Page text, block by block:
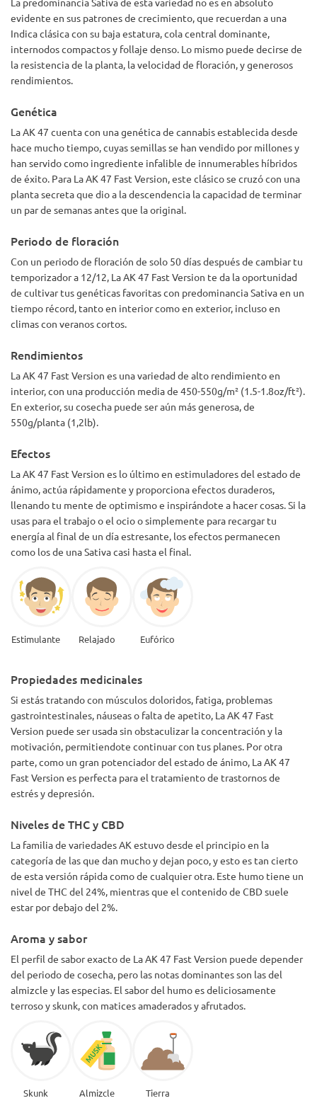
evidente en sus patrones de crecimiento, que recuerdan a una
Indica clásica con su baja estatura, cola central dominante,
internodos compactos y follaje denso. Lo mismo puede decirse de
la resistencia de la planta, la velocidad de floración, y generosos
rendimientos.
Genética
La AK 47 cuenta con una genética de cannabis establecida desde
hace mucho tiempo, cuyas semillas se han vendido por millones y
han servido como ingrediente infalible de innumerables híbridos
de éxito. Para La AK 47 Fast Version, este clásico se cruzó con una
planta secreta que dio a la descendencia la capacidad de terminar
un par de semanas antes que la original.
Periodo de floración
Con un periodo de floración de solo 50 días después de cambiar tu
temporizador a 12/12, La AK 47 Fast Version te da la oportunidad
de cultivar tus genéticas favoritas con predominancia Sativa en un
tiempo récord, tanto en interior como en exterior, incluso en
climas con veranos cortos.
Rendimientos
La AK 47 Fast Version es una variedad de alto rendimiento en
interior, con una producción media de 450-550g/m² (1.5-1.8oz/ft²).
En exterior, su cosecha puede ser aún más generosa, de
550g/planta (1,2lb).
Efectos
La AK 47 Fast Version es lo último en estimuladores del estado de
ánimo, actúa rápidamente y proporciona efectos duraderos,
llenando tu mente de optimismo e inspirándote a hacer cosas. Si la
usas para el trabajo o el ocio o simplemente para recargar tu
energía al final de un día estresante, los efectos permanecen
como los de una Sativa casi hasta el final.
Estimulante Relajado Eufórico
Propiedades medicinales
Si estás tratando con músculos doloridos, fatiga, problemas
gastrointestinales, náuseas o falta de apetito, La AK 47 Fast
Version puede ser usada sin obstaculizar la concentración y la
motivación, permitiendote continuar con tus planes. Por otra
parte, como un gran potenciador del estado de ánimo, La AK 47
Fast Version es perfecta para el tratamiento de trastornos de
estrés y depresión.
Niveles de THC y CBD
La familia de variedades AK estuvo desde el principio en la
categoría de las que dan mucho y dejan poco, y esto es tan cierto
de esta versión rápida como de cualquier otra. Este humo tiene un
nivel de THC del 24%, mientras que el contenido de CBD suele
estar por debajo del 2%.
Aroma y sabor
El perfil de sabor exacto de La AK 47 Fast Version puede depender
del periodo de cosecha, pero las notas dominantes son las del
almizcle y las especias. El sabor del humo es deliciosamente
terroso y skunk, con matices amaderados y afrutados.
Skunk Almizcle Tierra